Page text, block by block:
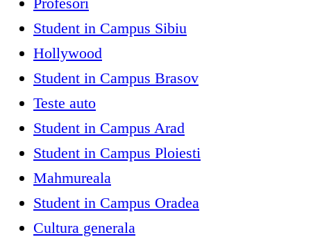
Student in Campus Sibiu
Hollywood
Student in Campus Brasov
Teste auto
Student in Campus Arad
Student in Campus Ploiesti
Mahmureala
Student in Campus Oradea
Cultura generala